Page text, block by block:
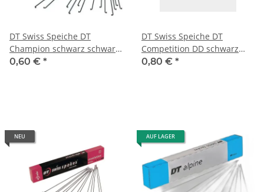
DT Swiss Speiche DT
Champion schwarz schwarz
2 x 286 mm
0,60 € *
DT Swiss Speiche DT
Competition DD schwarz
schwarz 2,0 - 1,8 x 288 mm
0,80 € *
NEU AUF LAGER